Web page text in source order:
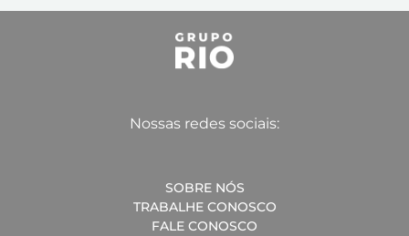
Nossas redes sociais:
SOBRE NÓS
TRABALHE CONOSCO
FALE CONOSCO